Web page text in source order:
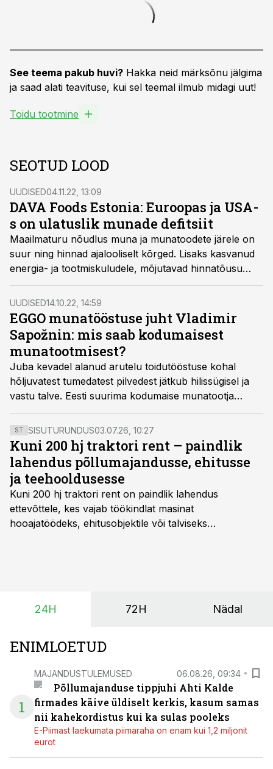
See teema pakub huvi? Hakka neid märksõnu jälgima
ja saad alati teavituse, kui sel teemal ilmub midagi uut!
Toidu tootmine
SEOTUD LOOD
UUDISED04.11.22, 13:09
DAVA Foods Estonia: Euroopas ja USA-
s on ulatuslik munade defitsiit
Maailmaturu nõudlus muna ja munatoodete järele on
suur ning hinnad ajalooliselt kõrged. Lisaks kasvanud
energia- ja tootmiskuludele, mõjutavad hinnatõusu
massilised linnugripipuhangud Euroopa Liidus ja USA-s
ning munatoodangu vähenemine Ukrainas, mis on
seni olnud üks maailma suurimaid munade eksportijaid.
USA-s on muna hind Euroopaga võrreldes kaks korda
kallim, selgub Eesti suurima munatootja Dava Foods
Estonia rahvusvahelise turu ülevaatest.
UUDISED14.10.22, 14:59
EGGO munatööstuse juht Vladimir
Sapožnin: mis saab kodumaisest
munatootmisest?
Juba kevadel alanud arutelu toidutööstuse kohal
hõljuvatest tumedatest pilvedest jätkub hilissügisel ja
vastu talve. Eesti suurima kodumaise munatootja
DAVA Foods Estonia ASi juht Vladimir Sapožnin
kirjutab, milline on olukord munasektoris.
ST SISUTURUNDUS03.07.26, 10:27
Kuni 200 hj traktori rent – paindlik
lahendus põllumajandusse, ehitusse
ja teehooldusesse
Kuni 200 hj traktori rent on paindlik lahendus
ettevõttele, kes vajab töökindlat masinat
hooajatöödeks, ehitusobjektile või talviseks
on suurim ning iga töötund on oluline.
24H 72H Nädal
ENIMLOETUD
1
MAJANDUSTULEMUSED 06.08.26, 09:34
Põllumajanduse tippjuhi Ahti Kalde
firmades käive üldiselt kerkis, kasum samas
nii kahekordistus kui ka sulas pooleks
E-Piimast laekumata piimaraha on enam kui 1,2 miljonit
eurot